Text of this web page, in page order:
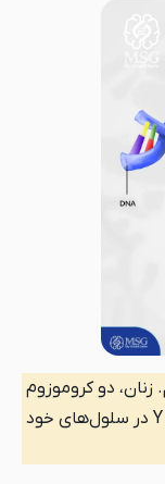
دو کروموزوم
X و مردان یک کروموزوم X و یک کروموزوم Y در سلول‌های خود